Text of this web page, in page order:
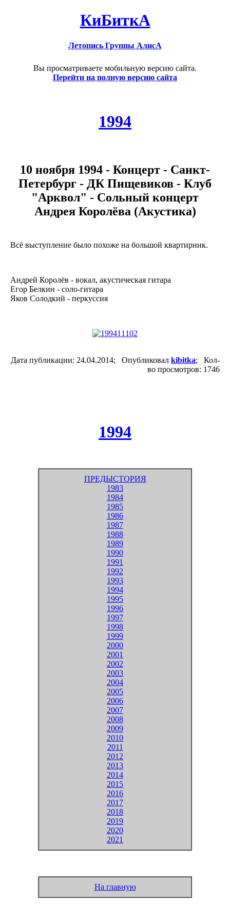
КиБиткА
Летопись Группы АлисА
Вы просматриваете мобильную версию сайта.
Перейти на полную версию сайта
1994
10 ноября 1994 - Концерт - Санкт-
Петербург - ДК Пищевиков - Клуб
"Арквол" - Сольный концерт
Андрея Королёва (Акустика)
Всё выступление было похоже на большой квартирник.
Андрей Королёв - вокал, акустическая гитара
Егор Белкин - соло-гитара
Яков Солодкий - перкуссия
Дата публикации: 24.04.2014; Опубликовал kibitka; Кол-
во просмотров: 1746
1994
ПРЕДЫСТОРИЯ
1983
1984
1985
1986
1987
1988
1989
1990
1991
1992
1993
1994
1995
1996
1997
1998
1999
2000
2001
2002
2003
2004
2005
2006
2007
2008
2009
2010
2011
2012
2013
2014
2015
2016
2017
2018
2019
2020
2021
На главную